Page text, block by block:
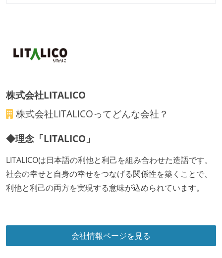
イテレーションの最後などに、定期的にチームでふり
く相対ポイントを用い、極力複数人の意見を調整する
形で行っている
ワークフローの整備
全てのコードをバージョン管理ツールで管理している
各メンバーが実装したコードのマージは Pull Request
ベースで行われる
コードによるインフラ構成管理（Infrastructure as
Code）の環境が整備されている
株式会社LITALICO
株式会社LITALICOってどんな会社？
◆理念「LITALICO」
LITALICOは日本語の利他と利己を組み合わせた造語です。
社会の幸せと自身の幸せをつなげる関係性を築くことで、
利他と利己の両方を実現する意味が込められています。
会社情報ページを見る